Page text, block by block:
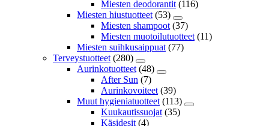
Miesten deodorantit (116)
Miesten hiustuotteet (53)
Miesten shampoot (37)
Miesten muotoilutuotteet (11)
Miesten suihkusaippuat (77)
Terveystuotteet (280)
Aurinkotuotteet (48)
After Sun (7)
Aurinkovoiteet (39)
Muut hygieniatuotteet (113)
Kuukautissuojat (35)
Käsidesit (4)